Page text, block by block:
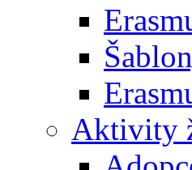
Aktivity